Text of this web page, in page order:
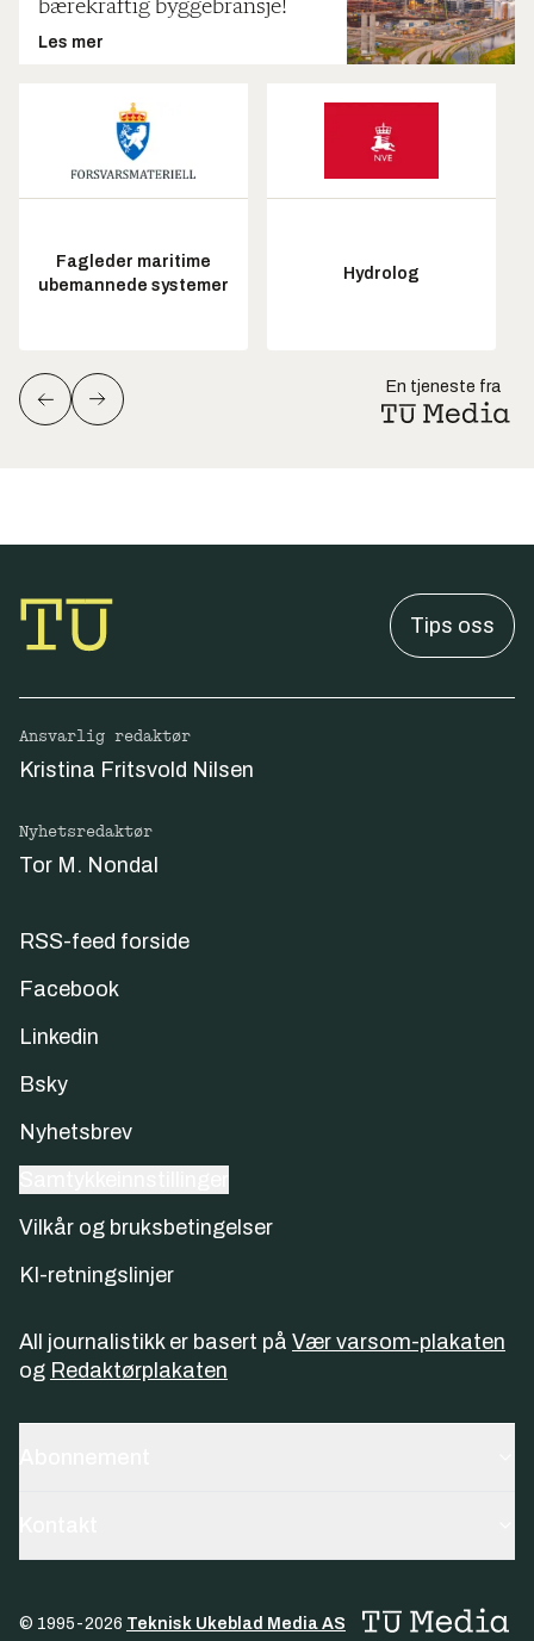
bærekraftig byggebransje!
Les mer
Fagleder maritime
ubemannede systemer
Hydrolog
En tjeneste fra
Tips oss
Ansvarlig redaktør
Kristina Fritsvold Nilsen
Nyhetsredaktør
Tor M. Nondal
RSS-feed forside
Facebook
Linkedin
Bsky
Nyhetsbrev
Vilkår og bruksbetingelser
KI-retningslinjer
All journalistikk er basert på Vær varsom-plakaten
og Redaktørplakaten
© 1995-2026 Teknisk Ukeblad Media AS